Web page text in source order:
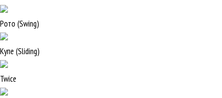
Рото (Swing)
Купе (Sliding)
Twice